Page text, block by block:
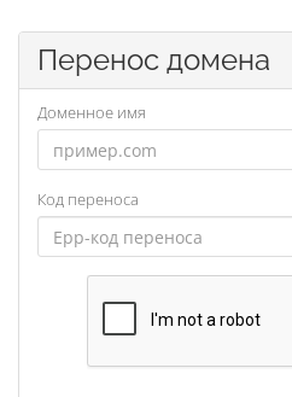
Перенос домена
Доменное имя
Код переноса